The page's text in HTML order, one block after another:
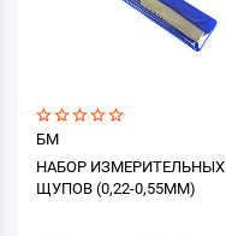
БМ
НАБОР ИЗМЕРИТЕЛЬНЫХ
ЩУПОВ (0,22-0,55ММ)